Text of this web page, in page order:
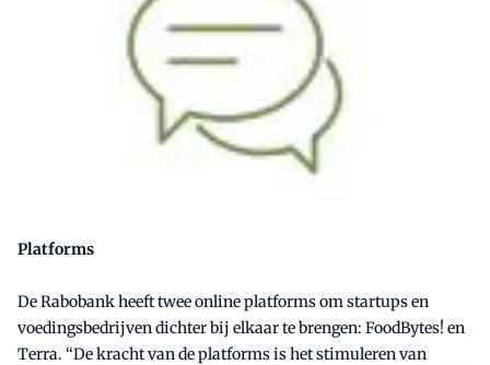
Platforms
De Rabobank heeft twee online platforms om startups en
voedingsbedrijven dichter bij elkaar te brengen: FoodBytes! en
Terra. “De kracht van de platforms is het stimuleren van